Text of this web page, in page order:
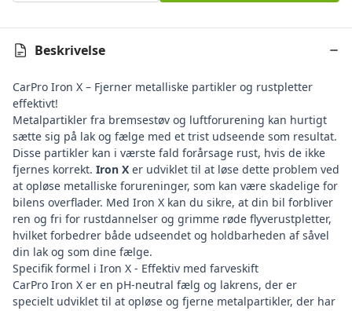
Beskrivelse
CarPro Iron X – Fjerner metalliske partikler og rustpletter
effektivt!
Metalpartikler fra bremsestøv og luftforurening kan hurtigt
sætte sig på lak og fælge med et trist udseende som resultat.
Disse partikler kan i værste fald forårsage rust, hvis de ikke
fjernes korrekt. Iron X er udviklet til at løse dette problem ved
at opløse metalliske forureninger, som kan være skadelige for
bilens overflader. Med Iron X kan du sikre, at din bil forbliver
ren og fri for rustdannelser og grimme røde flyverustpletter,
hvilket forbedrer både udseendet og holdbarheden af såvel
din lak og som dine fælge.
Specifik formel i Iron X - Effektiv med farveskift
CarPro Iron X er en pH-neutral fælg og lakrens, der er
specielt udviklet til at opløse og fjerne metalpartikler, der har